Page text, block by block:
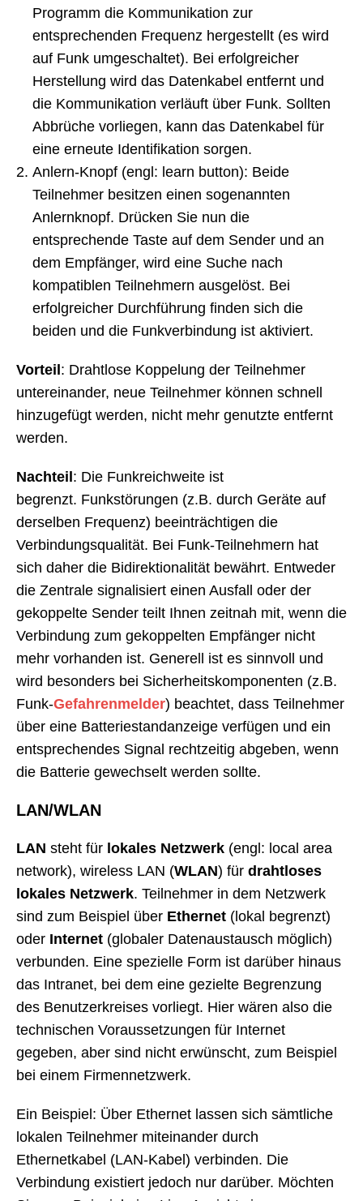
Programm die Kommunikation zur
entsprechenden Frequenz hergestellt (es wird
auf Funk umgeschaltet). Bei erfolgreicher
Herstellung wird das Datenkabel entfernt und
die Kommunikation verläuft über Funk. Sollten
Abbrüche vorliegen, kann das Datenkabel für
eine erneute Identifikation sorgen.
Anlern-Knopf (engl: learn button): Beide
Teilnehmer besitzen einen sogenannten
Anlernknopf. Drücken Sie nun die
entsprechende Taste auf dem Sender und an
dem Empfänger, wird eine Suche nach
kompatiblen Teilnehmern ausgelöst. Bei
erfolgreicher Durchführung finden sich die
beiden und die Funkverbindung ist aktiviert.
Vorteil : Drahtlose Koppelung der Teilnehmer
untereinander, neue Teilnehmer können schnell
hinzugefügt werden, nicht mehr genutzte entfernt
werden.
Nachteil : Die Funkreichweite ist
begrenzt. Funkstörungen (z.B. durch Geräte auf
derselben Frequenz) beeinträchtigen die
Verbindungsqualität. Bei Funk-Teilnehmern hat
sich daher die Bidirektionalität bewährt. Entweder
die Zentrale signalisiert einen Ausfall oder der
gekoppelte Sender teilt Ihnen zeitnah mit, wenn die
Verbindung zum gekoppelten Empfänger nicht
mehr vorhanden ist. Generell ist es sinnvoll und
wird besonders bei Sicherheitskomponenten (z.B.
Funk-Gefahrenmelder) beachtet, dass Teilnehmer
über eine Batteriestandanzeige verfügen und ein
entsprechendes Signal rechtzeitig abgeben, wenn
die Batterie gewechselt werden sollte.
LAN/WLAN
LAN steht für lokales Netzwerk (engl: local area
network), wireless LAN (WLAN) für drahtloses
lokales Netzwerk. Teilnehmer in dem Netzwerk
sind zum Beispiel über Ethernet (lokal begrenzt)
oder Internet (globaler Datenaustausch möglich)
verbunden. Eine spezielle Form ist darüber hinaus
das Intranet, bei dem eine gezielte Begrenzung
des Benutzerkreises vorliegt. Hier wären also die
technischen Voraussetzungen für Internet
gegeben, aber sind nicht erwünscht, zum Beispiel
bei einem Firmennetzwerk.
Ein Beispiel: Über Ethernet lassen sich sämtliche
lokalen Teilnehmer miteinander durch
Ethernetkabel (LAN-Kabel) verbinden. Die
Verbindung existiert jedoch nur darüber. Möchten